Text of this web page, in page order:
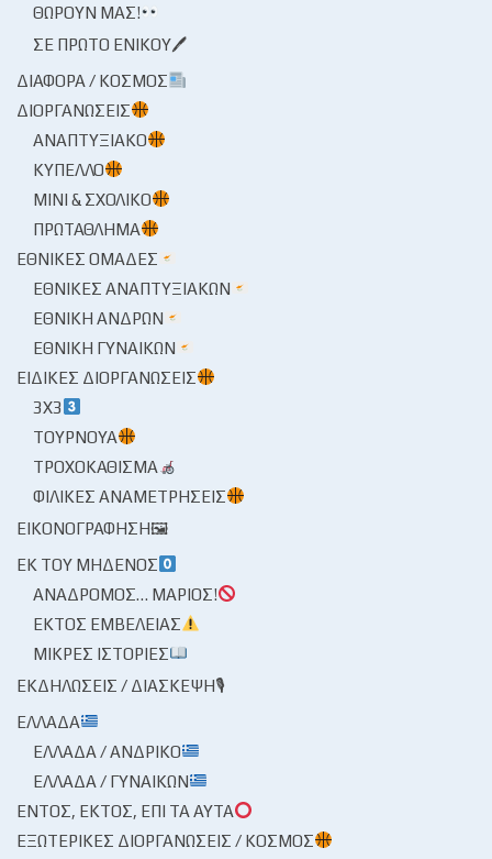
ΘΩΡΟΎΝ ΜΑΣ!
ΣΕ ΠΡΏΤΟ ΕΝΙΚΟΎ🖊
ΔΙΆΦΟΡΑ / ΚΌΣΜΟΣ
ΔΙΟΡΓΑΝΏΣΕΙΣ
ΑΝΑΠΤΥΞΙΑΚΌ
ΚΎΠΕΛΛΟ
ΜΊΝΙ & ΣΧΟΛΙΚΌ
ΠΡΩΤΆΘΛΗΜΑ
ΕΘΝΙΚΈΣ ΟΜΆΔΕΣ
ΕΘΝΙΚΈΣ ΑΝΑΠΤΥΞΙΑΚΏΝ
ΕΘΝΙΚΉ ΑΝΔΡΏΝ
ΕΘΝΙΚΉ ΓΥΝΑΙΚΏΝ
ΕΙΔΙΚΈΣ ΔΙΟΡΓΑΝΏΣΕΙΣ
3X3
ΤΟΥΡΝΟΥΆ
ΤΡΟΧΟΚΆΘΙΣΜΑ
ΦΙΛΙΚΈΣ ΑΝΑΜΕΤΡΉΣΕΙΣ
ΕΙΚΟΝΟΓΡΆΦΗΣΗ🖼
ΕΚ ΤΟΥ ΜΗΔΕΝΌΣ
ΑΝΆΔΡΟΜΟΣ… ΜΆΡΙΟΣ!
ΕΚΤΌΣ ΕΜΒΈΛΕΙΑΣ
ΜΙΚΡΈΣ ΙΣΤΟΡΊΕΣ
ΕΚΔΗΛΏΣΕΙΣ / ΔΙΆΣΚΕΨΗ🎙
ΕΛΛΆΔΑ
ΕΛΛΆΔΑ / ΑΝΔΡΙΚΌ
ΕΛΛΆΔΑ / ΓΥΝΑΙΚΏΝ
ΕΝΤΌΣ, ΕΚΤΌΣ, ΕΠΊ ΤΑ ΑΥΤΆ
ΕΞΩΤΕΡΙΚΈΣ ΔΙΟΡΓΑΝΏΣΕΙΣ / ΚΌΣΜΟΣ